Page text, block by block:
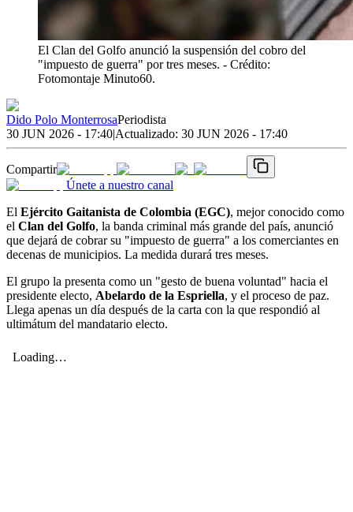
El Clan del Golfo anunció la suspensión del cobro del
"impuesto de guerra" por tres meses. - Crédito:
Fotomontaje Minuto60.
Dido Polo MonterrosaPeriodista
30 JUN 2026 - 17:40|Actualizado: 30 JUN 2026 - 17:40
Compartir
Únete a nuestro canal
El Ejército Gaitanista de Colombia (EGC), mejor conocido como
el Clan del Golfo, la banda criminal más grande del país, anunció
que dejará de cobrar su "impuesto de guerra" a los comerciantes en
decenas de municipios. La medida durará tres meses.
El grupo la presenta como un "gesto de buena voluntad" hacia el
presidente electo, Abelardo de la Espriella, y el proceso de paz.
Llega apenas un día después de la carta con la que respondió al
ultimátum del mandatario electo.